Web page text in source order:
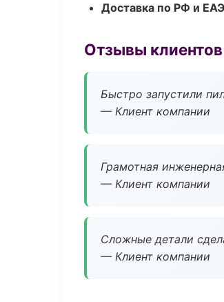
Доставка по РФ и
Отзывы клиентов
Быстро запустили
— Клиент компании
Грамотная
— Клиент компании
Сложные детали
— Клиент компании